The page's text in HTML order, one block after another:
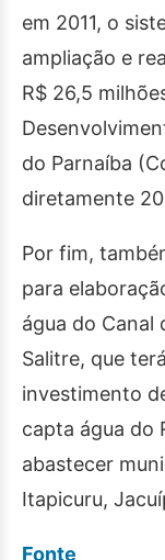
em 2011, o
ampliação e
R$ 26,5
do Parnaíba
diretamente
Por fim,
para
água do Canal
Salitre, que
investimento
capta água do
abastecer
Itapicuru,
Fonte